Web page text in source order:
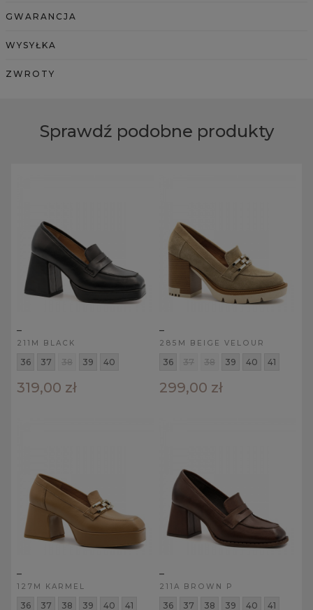
GWARANCJA
WYSYŁKA
ZWROTY
Sprawdź podobne produkty
211M BLACK
36 37 38 39 40
319,00 zł
285M BEIGE VELOUR
36 37 38 39 40 41
299,00 zł
127M KARMEL
36 37 38 39 40 41
211A BROWN P
36 37 38 39 40 41